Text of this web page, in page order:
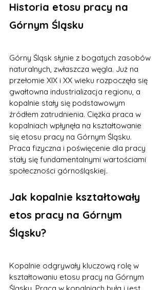
Historia etosu pracy na
Górnym Śląsku
Górny Śląsk słynie z bogatych zasobów
naturalnych, zwłaszcza węgla. Już na
przełomie XIX i XX wieku rozpoczęła się
gwałtowna industrializacja regionu, a
kopalnie stały się podstawowym
źródłem zatrudnienia. Ciężka praca w
kopalniach wpłynęła na kształtowanie
się etosu pracy na Górnym Śląsku.
Praca fizyczna i poświęcenie dla pracy
stały się fundamentalnymi wartościami
społeczności górnośląskiej.
Jak kopalnie kształtowały
etos pracy na Górnym
Śląsku?
Kopalnie odgrywały kluczową rolę w
kształtowaniu etosu pracy na Górnym